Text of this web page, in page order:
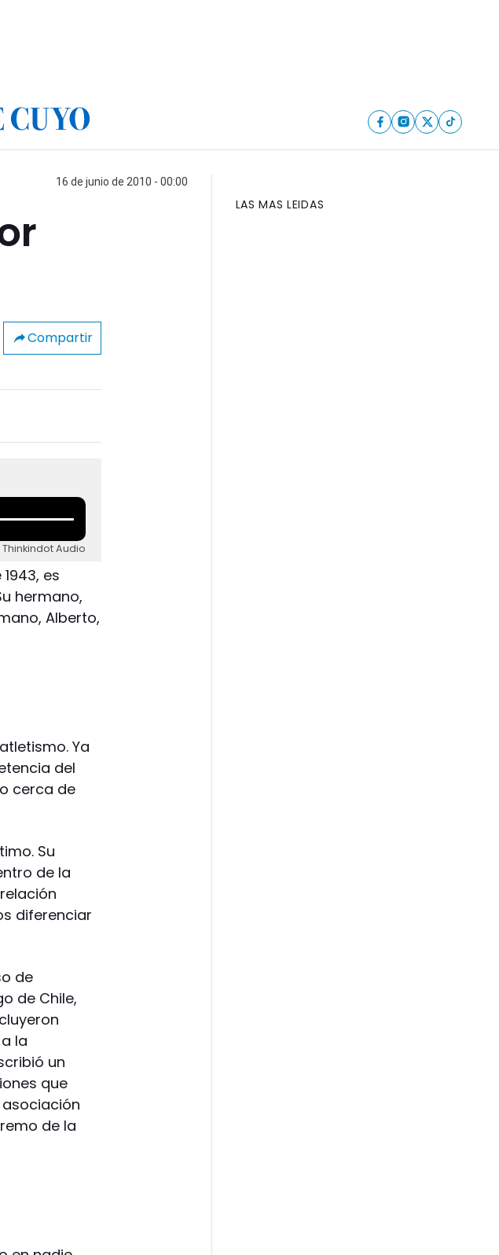
16 de junio de 2010 - 00:00
Compartir
Audio
es
hermano,
Alberto,
Ya
del
cerca de
Su
de la
diferenciar
de
de Chile,
la
un
que
de la
LAS MAS LEIDAS